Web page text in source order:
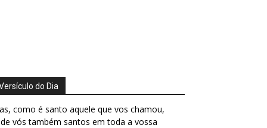
do Dia
como é santo aquele que vos chamou,
vós também santos em toda a vossa